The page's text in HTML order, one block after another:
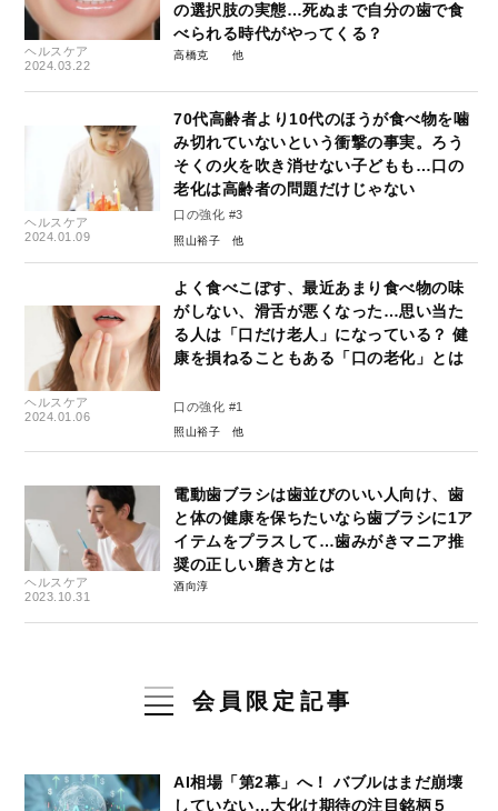
ヘルスケア
2024.03.22
の選択肢の実態…死ぬまで自分の歯で食
べられる時代がやってくる？
高橋克
ヘルスケア
2024.01.09
70代高齢者より10代のほうが食べ物を噛
み切れていないという衝撃の事実。ろう
そくの火を吹き消せない子どもも…口の
老化は高齢者の問題だけじゃない
口の強化 #3
照山裕子
ヘルスケア
2024.01.06
よく食べこぼす、最近あまり食べ物の味
がしない、滑舌が悪くなった…思い当た
る人は「口だけ老人」になっている？ 健
康を損ねることもある「口の老化」とは
口の強化 #1
照山裕子
ヘルスケア
2023.10.31
電動歯ブラシは歯並びのいい人向け、歯
と体の健康を保ちたいなら歯ブラシに1ア
イテムをプラスして…歯みがきマニア推
奨の正しい磨き方とは
酒向淳
会員限定記事
AI相場「第2幕」へ！ バブルはまだ崩壊
していない…大化け期待の注目銘柄５